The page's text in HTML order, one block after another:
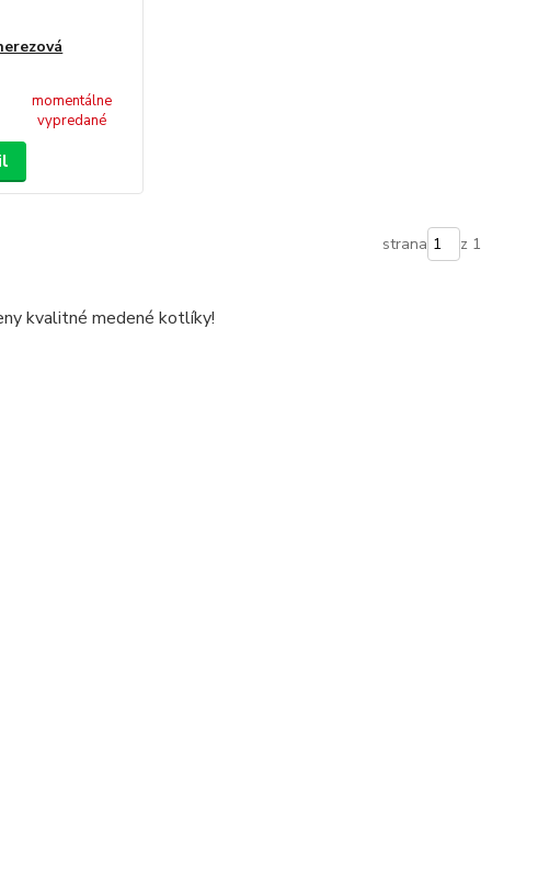
momentálne
vypredané
strana z 1
kvalitné medené kotlíky!